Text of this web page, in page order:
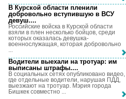
В Курской области пленили
добровольно вступившую в ВСУ
девуш....
Российские войска в Курской области
взяли в плен несколько бойцов, среди
которых оказалась девушка-
военнослужащая, которая добровольно
Водители выехали на тротуар: им
выписаны штрафы....
В социальных сетях опубликовано видео,
где отдельные водители, нарушая ПДД,
выезжают на тротуар. Мэрия города
Бишкек совместно ...